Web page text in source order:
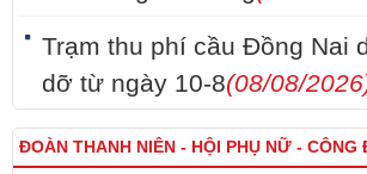
Trạm thu phí cầu Đồng Nai
dỡ từ ngày 10-8(08/08/
ĐOÀN THANH NIÊN - HỘI PHỤ NỮ - CÔNG